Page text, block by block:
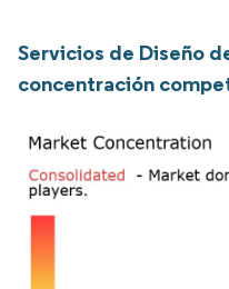
Servicios de Diseño
concentración